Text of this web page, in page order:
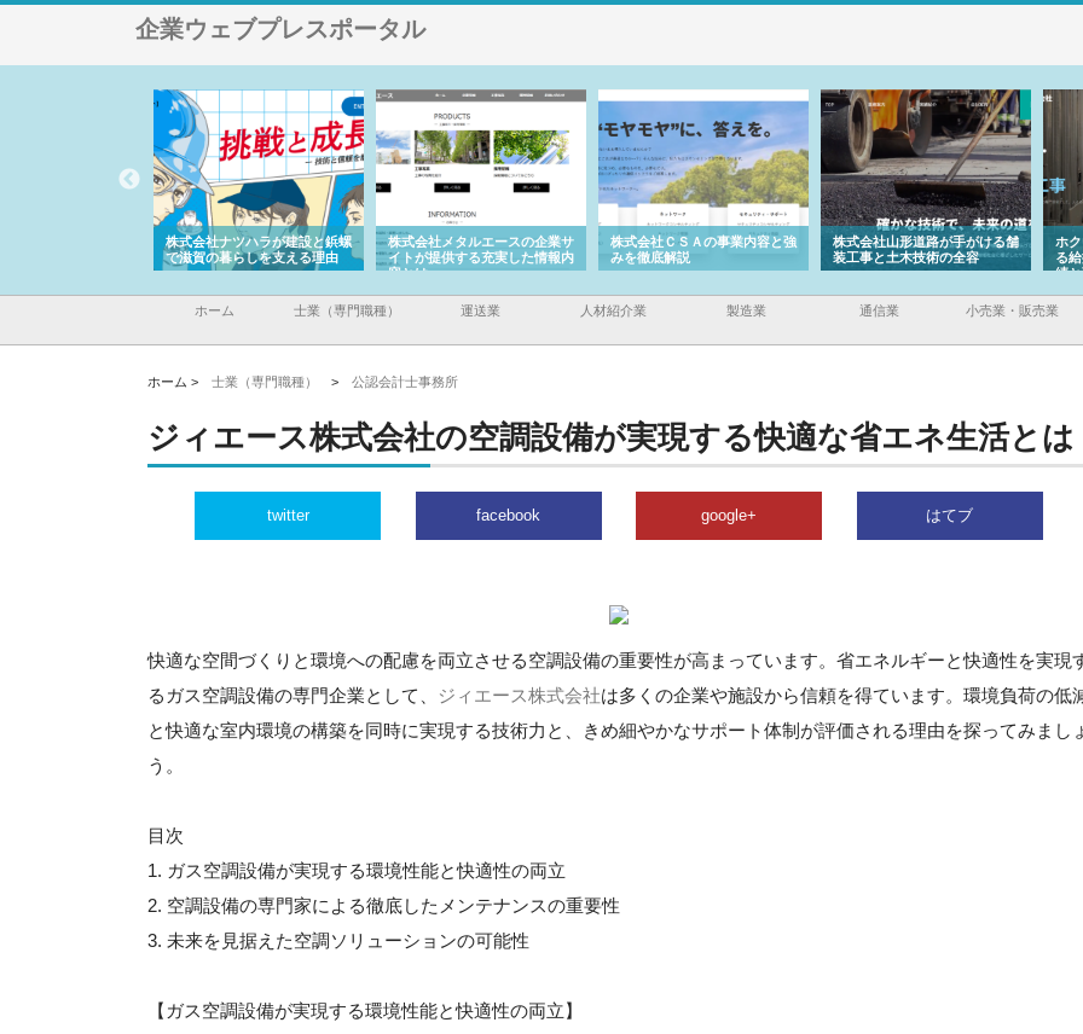
企業ウェブプレスポータル
株式会社ナツハラが建設と鋲螺
で滋賀の暮らしを支える理由
株式会社メタルエースの企業サ
イトが提供する充実した情報内
容とは
株式会社ＣＳＡの事業内容と強
みを徹底解説
株式会社山形道路が手がける舗
装工事と土木技術の全容
ホ
る
績
ホーム 士業（専門職種） 運送業 人材紹介業 製造業 通信業 小売業・販売業
ホーム > 士業（専門職種） > 公認会計士事務所
ジィエース株式会社の空調設備が実現する快適な省エネ生活とは
twitter facebook google+ はてブ
快適な空間づくりと環境への配慮を両立させる空調設備の重要性が高まっています。省エネルギーと快適性を実現
るガス空調設備の専門企業として、
ジィエース株式会社は多くの企業や施設から信頼を得ています。環境負荷の低
と快適な室内環境の構築を同時に実現する技術力と、きめ細やかなサポート体制が評価される理由を探ってみまし
う。
目次
1. ガス空調設備が実現する環境性能と快適性の両立
2. 空調設備の専門家による徹底したメンテナンスの重要性
3. 未来を見据えた空調ソリューションの可能性
【ガス空調設備が実現する環境性能と快適性の両立】